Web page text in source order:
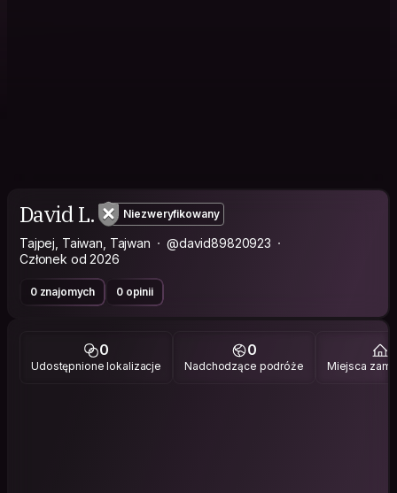
David L. Niezweryfikowany
Tajpej, Taiwan, Tajwan
@david89820923
Członek od 2026
0 znajomych 0 opinii
0
Udostępnione lokalizacje
0
Nadchodzące podróże Miejsca